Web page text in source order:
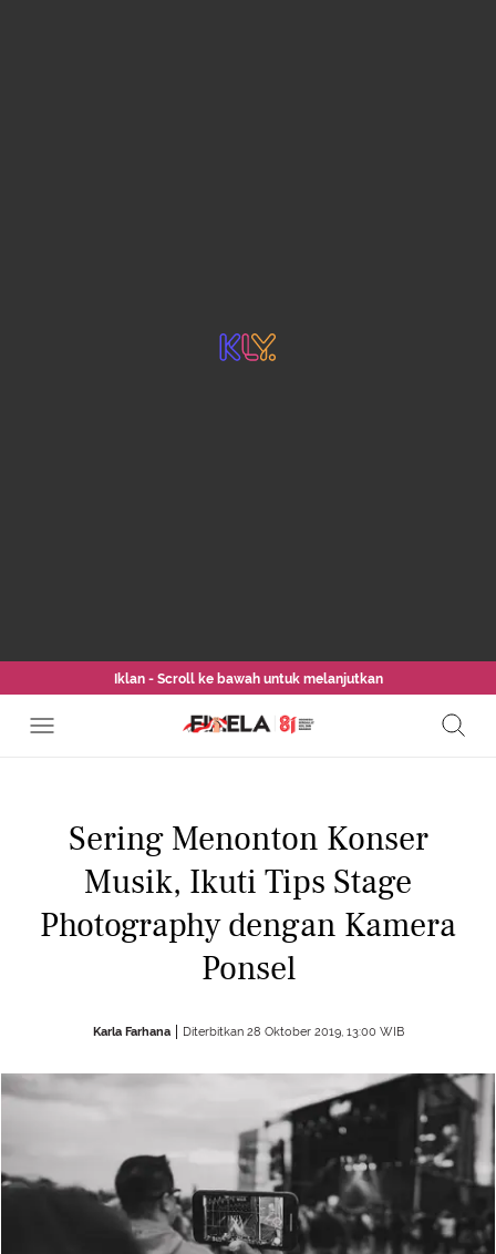
Iklan - Scroll ke bawah untuk melanjutkan
Sering Menonton Konser
Musik, Ikuti Tips Stage
Photography dengan Kamera
Ponsel
Karla Farhana Diterbitkan 28 Oktober 2019, 13:00 WIB